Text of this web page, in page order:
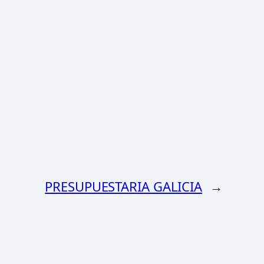
PRESUPUESTARIA GALICIA →